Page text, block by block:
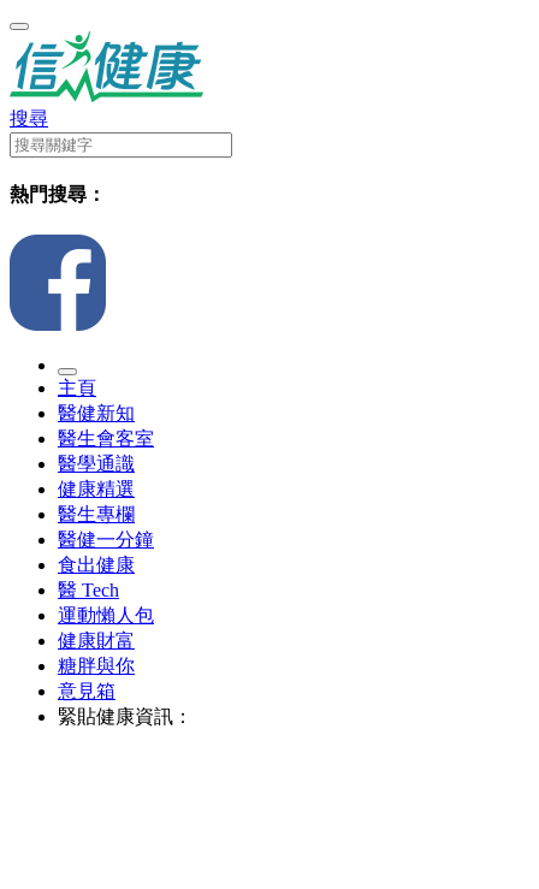
搜尋
熱門搜尋：
主頁
醫健新知
醫生會客室
醫學通識
健康精選
醫生專欄
醫健一分鐘
食出健康
醫 Tech
運動懶人包
健康財富
糖胖與你
意見箱
緊貼健康資訊：